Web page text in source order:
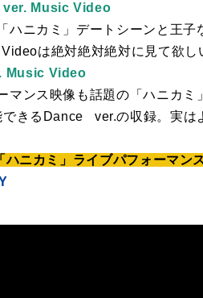
ver. Music Video
ハニカミ」デートシーンと王⼦
は絶対絶対絶対に⾒て欲し
Music Video
マンス映像も話題の「ハニカミ
きるDance ver.の収録。実は
ニカミ」ライブパフォーマン